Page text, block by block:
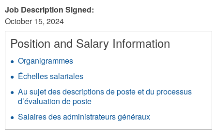
Job Description Signed:
October 15, 2024
Position and Salary Information
Organigrammes
Échelles salariales
Au sujet des descriptions de poste et du processus
d’évaluation de poste
Salaires des administrateurs généraux